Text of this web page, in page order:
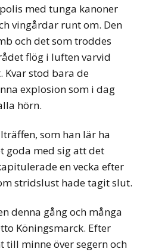
med tunga kanoner
vingårdar runt om. Den
och det som troddes
flög i luften varvid
Kvar stod bara de
explosion som i dag
hörn.
som han lär ha
goda med sig att det
en vecka efter
stridslust hade tagit slut.
denna gång och många
Köningsmarck. Efter
till minne över segern och